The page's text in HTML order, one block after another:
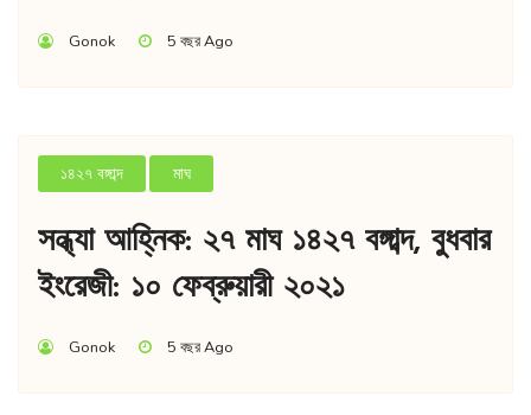
Gonok 5 বছর Ago
১৪২৭ বঙ্গাব্দ মাঘ
সন্ধ্যা আহ্নিক: ২৭ মাঘ ১৪২৭ বঙ্গাব্দ, বুধবার
ইংরেজী: ১০ ফেব্রুয়ারী ২০২১
Gonok 5 বছর Ago